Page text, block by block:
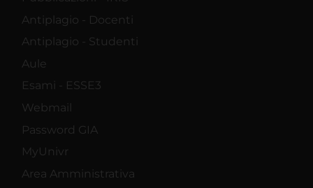
Antiplagio - Docenti
Antiplagio - Studenti
Aule
Esami - ESSE3
Webmail
Password GIA
MyUnivr
Area Amministrativa